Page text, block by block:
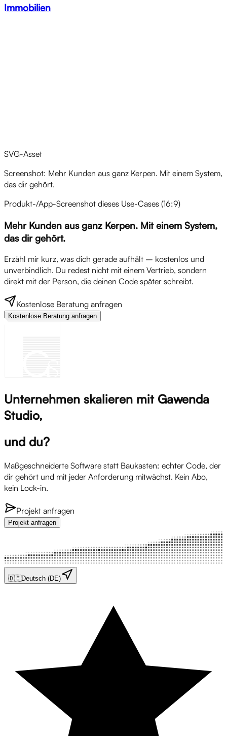
Immobilien
SVG-Asset
Screenshot: Mehr Kunden aus ganz Kerpen. Mit einem System,
das dir gehört.
Produkt-/App-Screenshot dieses Use-Cases (16:9)
Mehr Kunden aus ganz Kerpen. Mit einem System,
das dir gehört.
Erzähl mir kurz, was dich gerade aufhält – kostenlos und
unverbindlich. Du redest nicht mit einem Vertrieb, sondern
direkt mit der Person, die deinen Code später schreibt.
Kostenlose Beratung anfragen
Kostenlose Beratung anfragen
Unternehmen skalieren mit Gawenda
Studio,
und du?
Maßgeschneiderte Software statt Baukasten: echter Code, der
dir gehört und mit jeder Anforderung mitwächst. Kein Abo,
kein Lock-in.
Projekt anfragen
Projekt anfragen
🇩🇪Deutsch (DE)